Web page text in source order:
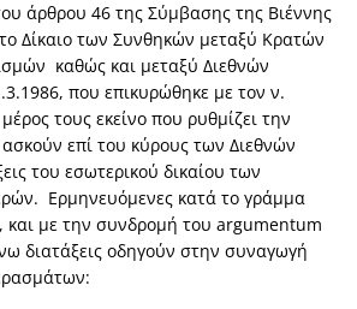
άρθρου 46 της Σύμβασης της Βιέννης
Δίκαιο των Συνθηκών μεταξύ Κρατών
καθώς και μεταξύ Διεθνών
που επικυρώθηκε με τον ν.
τους εκείνο που ρυθμίζει την
επί του κύρους των Διεθνών
του εσωτερικού δικαίου των
Ερμηνευόμενες κατά το γράμμα
και με την συνδρομή του argumentum
διατάξεις οδηγούν στην συναγωγή